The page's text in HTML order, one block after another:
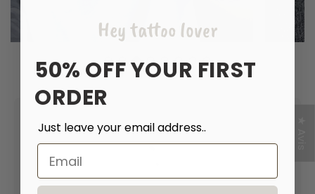
Hey tattoo lover
50% OFF YOUR FIRST
ORDER
Just leave your email address..
Email